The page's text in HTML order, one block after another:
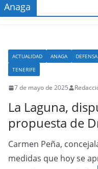
Anaga
ACTUALIDAD ANAGA
TENERIFE
7 de mayo de 2025
La Laguna,
propuesta de
Carmen Peña,
medidas que hoy se